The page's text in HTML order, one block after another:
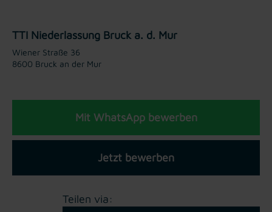
TTI Niederlassung Bruck a. d. Mur
Wiener Straße 36
8600 Bruck an der Mur
Mit WhatsApp bewerben
Jetzt bewerben
Teilen via: